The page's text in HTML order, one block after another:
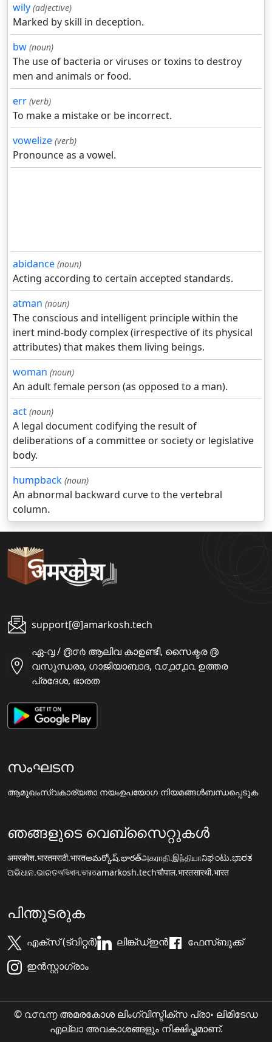
wily (adjective)
Marked by skill in deception.
bw (noun)
The use of bacteria or viruses or toxins to destroy
men and animals or food.
err (verb)
To make a mistake or be incorrect.
vowelize (verb)
Pronounce as a vowel.
abidance (noun)
Acting according to certain accepted standards.
atman (noun)
The conscious and intelligent principle within the
inert mind-body complex (irrespective of its physical
attributes) that makes them living beings.
woman (noun)
An adult female person (as opposed to a man).
act (noun)
A legal document codifying the result of
deliberations of a committee or society or legislative
body.
humpback (noun)
An abnormal backward curve to the vertebral
column.
support[@]amarkosh.tech
ഏ-൮ / ൫൦൪ ആലിവ കാഉണ്ടീ, സൈക്ടര ൫
വസുന്ധരാ, ഗാജിയാബാദ, ൨൦൧൦൧൨ ഉത്തര
പ്രദേശ, ഭാരത
സംഘടന
ആമുഖംസ്വകാര്യതാ നയംഉപയോഗ നിയമങ്ങൾബന്ധപ്പെടുക
ഞങ്ങളുടെ വെബ്സൈറ്റുകൾ
अमरकोश.भारतमराठी.भारतఅమర్కోష్.భారత్அகராதி.இந்தியாನಿಘಂಟು.ಭಾರತ
ଅଭିଧାନ.ଭାରତঅভিধান.ভারতamarkosh.techचौपाल.भारतसारथी.भारत
പിന്തുടരുക
എക്സ് (ട്വിറ്റർ) ലിങ്ക്ഡ്ഇൻ
ഫേസ്ബുക്ക്
ഇൻസ്റ്റാഗ്രാം
© ൨൦൨൬ അമരകോശ ലിംഗ്വിസ്ടിക്സ പ്രാ॰ ലിമിടേഡ
എല്ലാ അവകാശങ്ങളും നിക്ഷിപ്തമാണ്.